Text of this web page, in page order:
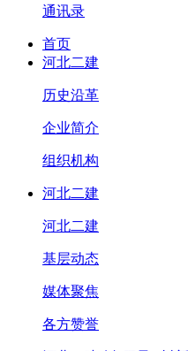
通讯录
首页
河北二建
历史沿革
企业简介
组织机构
河北二建
河北二建
基层动态
媒体聚焦
各方赞誉